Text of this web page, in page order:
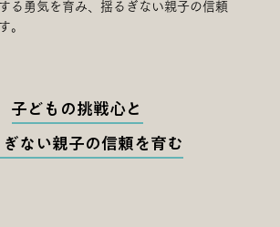
る勇気を育み、揺るぎない親子の信頼
。
子どもの挑戦心と
ぎない親子の信頼を育む